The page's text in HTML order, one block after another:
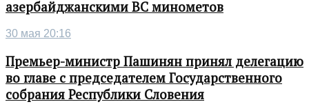
азербайджанскими ВС минометов
30 мая 20:16
Премьер-министр Пашинян принял делегацию
во главе с председателем Государственного
собрания Республики Словения